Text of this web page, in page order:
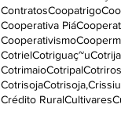
ContratosCoopatrigo
Cooperativa Piá
Cooperativismo
CotrielCotriguaç~u
CotrimaioCotripal
CotrisojaCotrisoja,
Crédito RuralCultivares